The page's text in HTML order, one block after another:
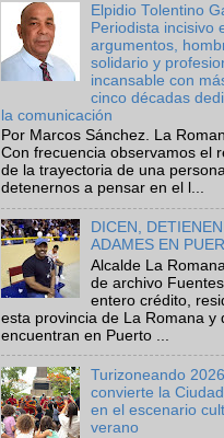
Elpidio Tolentino
Periodista incisivo
argumentos,
solidario y
incansable con
cinco décadas
la comunicación
Por Marcos Sánchez. La
Con frecuencia observamos el
de la trayectoria de una
detenernos a pensar en el l...
DICEN,
ADAMES EN
Alcalde La
de archivo
entero crédito,
esta provincia de La Romana y
encuentran en Puerto ...
Turizoneando 2026
convierte la
en el escenario
verano